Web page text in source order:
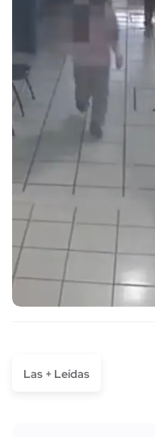
Las + Leídas